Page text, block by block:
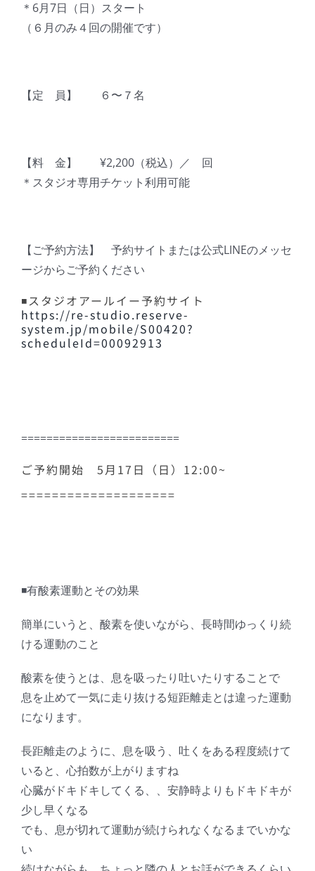
＊6月7日（日）スタート
（６月のみ４回の開催です）
【定 員】 ６〜７名
【料 金】 ¥2,200（税込）／ 回
＊スタジオ専用チケット利用可能
【ご予約方法】 予約サイトまたは公式LINEのメッセ
ージからご予約ください
◾️スタジオアールイー予約サイト
https://re-studio.reserve-
system.jp/mobile/S00420?
scheduleId=00092913
=========================
ご予約開始 5月17日（日）12:00~
====================
◾️有酸素運動とその効果
簡単にいうと、酸素を使いながら、長時間ゆっくり続
ける運動のこと
酸素を使うとは、息を吸ったり吐いたりすることで
息を止めて一気に走り抜ける短距離走とは違った運動
になります。
長距離走のように、息を吸う、吐くをある程度続けて
いると、心拍数が上がりますね
心臓がドキドキしてくる、、安静時よりもドキドキが
少し早くなる
でも、息が切れて運動が続けられなくなるまでいかな
い